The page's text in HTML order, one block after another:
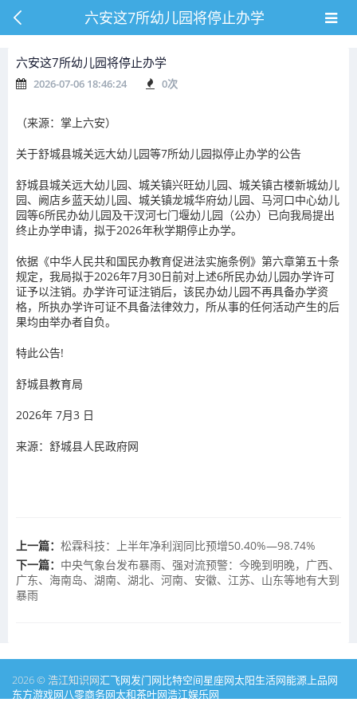
六安这7所幼儿园将停止办学
六安这7所幼儿园将停止办学
2026-07-06 18:46:24 0次
（来源：掌上六安）
关于舒城县城关远大幼儿园等7所幼儿园拟停止办学的公告
舒城县城关远大幼儿园、城关镇兴旺幼儿园、城关镇古楼新城幼儿
园、阙店乡蓝天幼儿园、城关镇龙城华府幼儿园、马河口中心幼儿
园等6所民办幼儿园及干汊河七门堰幼儿园（公办）已向我局提出
终止办学申请，拟于2026年秋学期停止办学。
依据《中华人民共和国民办教育促进法实施条例》第六章第五十条
规定，我局拟于2026年7月30日前对上述6所民办幼儿园办学许可
证予以注销。办学许可证注销后，该民办幼儿园不再具备办学资
格，所执办学许可证不具备法律效力，所从事的任何活动产生的后
果均由举办者自负。
特此公告!
舒城县教育局
2026年 7月3 日
来源：舒城县人民政府网
上一篇： 松霖科技：上半年净利润同比预增50.40%—98.74%
下一篇： 中央气象台发布暴雨、强对流预警：今晚到明晚，广西、
广东、海南岛、湖南、湖北、河南、安徽、江苏、山东等地有大到
暴雨
2026 © 浩江知识网汇飞网发门网比特空间星座网太阳生活网能源 上品网
东方游戏网八零商务网太和茶叶网浩江娱乐网